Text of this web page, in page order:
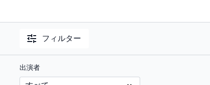
フィルター
出演者